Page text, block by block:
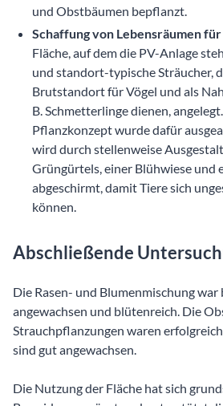
und Obstbäumen bepflanzt.
Schaffung von Lebensräumen
Fläche, auf dem die PV-Anlage
und standort-typische Sträucher,
Brutstandort für Vögel und als
B. Schmetterlinge dienen,
Pflanzkonzept wurde dafür
wird durch stellenweise
Grüngürtels, einer Blühwiese und
abgeschirmt, damit Tiere sich
können.
Abschließende
Die Rasen- und Blumenmischung
angewachsen und blütenreich. Die
Strauchpflanzungen waren
sind gut angewachsen.
Die Nutzung der Fläche hat sich